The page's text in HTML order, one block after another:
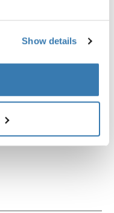
Show details
Thule Subsola side pack
paneles laterales de toldo